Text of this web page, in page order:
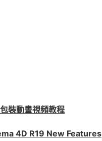
裝動畫視頻教程
4D R19 New Features